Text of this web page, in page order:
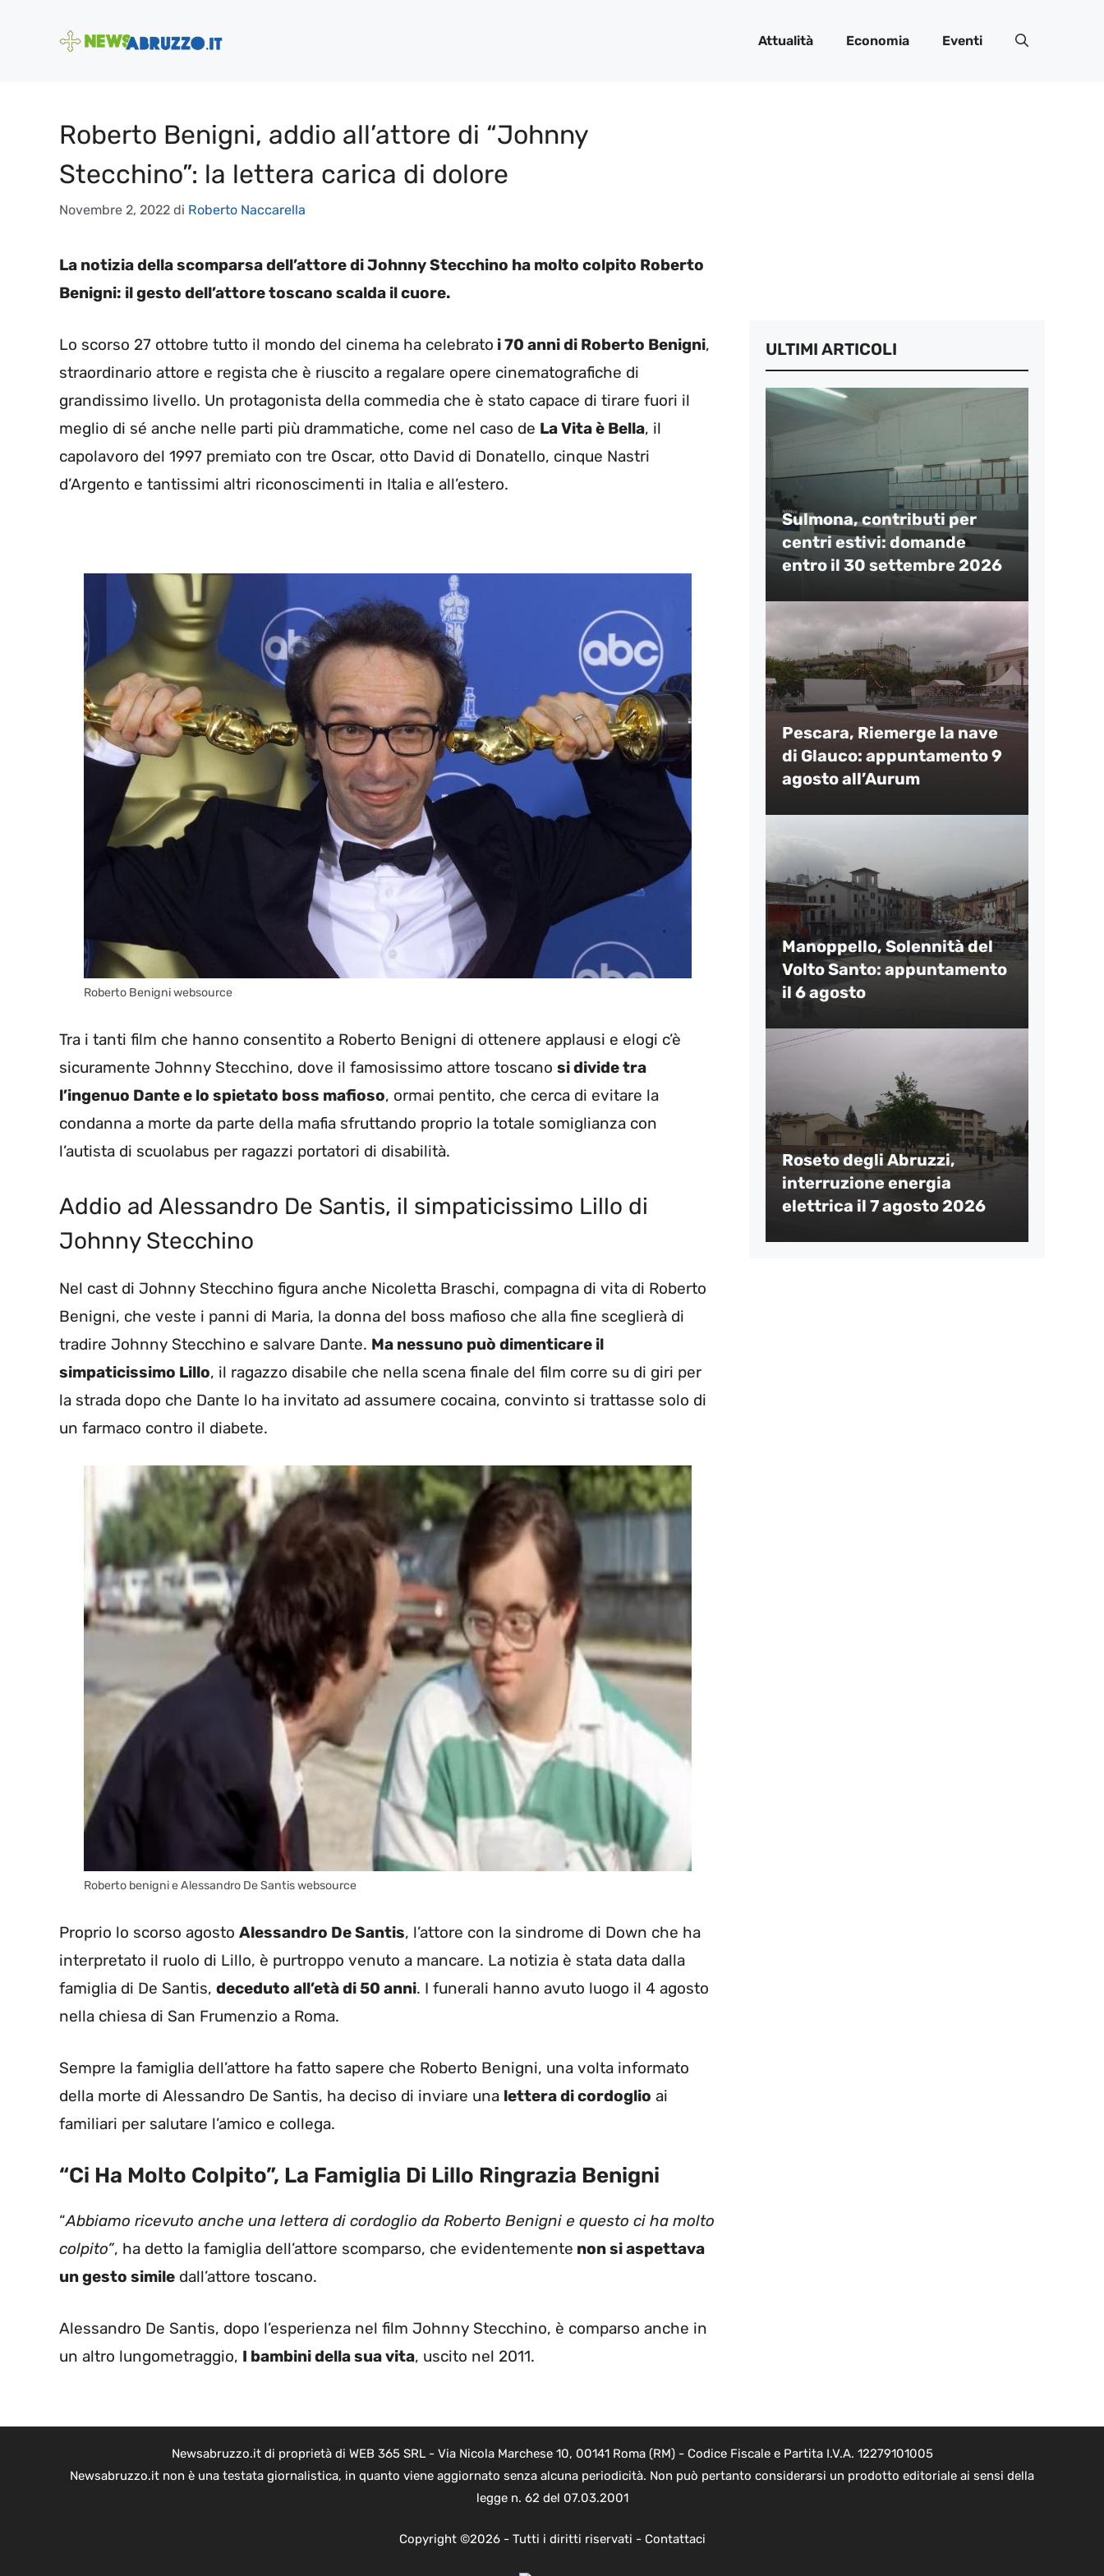
Attualità Economia Eventi
Roberto Benigni, addio all’attore di “Johnny
Stecchino”: la lettera carica di dolore
Novembre 2, 2022 di Roberto Naccarella
La notizia della scomparsa dell’attore di Johnny Stecchino ha molto colpito Roberto
Benigni: il gesto dell’attore toscano scalda il cuore.
Lo scorso 27 ottobre tutto il mondo del cinema ha celebrato i 70 anni di Roberto Benigni,
straordinario attore e regista che è riuscito a regalare opere cinematografiche di
grandissimo livello. Un protagonista della commedia che è stato capace di tirare fuori il
meglio di sé anche nelle parti più drammatiche, come nel caso de La Vita è Bella, il
capolavoro del 1997 premiato con tre Oscar, otto David di Donatello, cinque Nastri
d’Argento e tantissimi altri riconoscimenti in Italia e all’estero.
Roberto Benigni websource
Tra i tanti film che hanno consentito a Roberto Benigni di ottenere applausi e elogi c’è
sicuramente Johnny Stecchino, dove il famosissimo attore toscano si divide tra
l’ingenuo Dante e lo spietato boss mafioso, ormai pentito, che cerca di evitare la
condanna a morte da parte della mafia sfruttando proprio la totale somiglianza con
l’autista di scuolabus per ragazzi portatori di disabilità.
Addio ad Alessandro De Santis, il simpaticissimo Lillo di
Johnny Stecchino
Nel cast di Johnny Stecchino figura anche Nicoletta Braschi, compagna di vita di Roberto
Benigni, che veste i panni di Maria, la donna del boss mafioso che alla fine sceglierà di
tradire Johnny Stecchino e salvare Dante. Ma nessuno può dimenticare il
simpaticissimo Lillo, il ragazzo disabile che nella scena finale del film corre su di giri per
la strada dopo che Dante lo ha invitato ad assumere cocaina, convinto si trattasse solo di
un farmaco contro il diabete.
Roberto benigni e Alessandro De Santis websource
Proprio lo scorso agosto Alessandro De Santis, l’attore con la sindrome di Down che ha
interpretato il ruolo di Lillo, è purtroppo venuto a mancare. La notizia è stata data dalla
famiglia di De Santis, deceduto all’età di 50 anni. I funerali hanno avuto luogo il 4 agosto
nella chiesa di San Frumenzio a Roma.
Sempre la famiglia dell’attore ha fatto sapere che Roberto Benigni, una volta informato
della morte di Alessandro De Santis, ha deciso di inviare una lettera di cordoglio ai
familiari per salutare l’amico e collega.
“Ci Ha Molto Colpito”, La Famiglia Di Lillo Ringrazia Benigni
“Abbiamo ricevuto anche una lettera di cordoglio da Roberto Benigni e questo ci ha molto
colpito”, ha detto la famiglia dell’attore scomparso, che evidentemente non si aspettava
un gesto simile dall’attore toscano.
Alessandro De Santis, dopo l’esperienza nel film Johnny Stecchino, è comparso anche in
un altro lungometraggio, I bambini della sua vita, uscito nel 2011.
ULTIMI ARTICOLI
Sulmona, contributi per
centri estivi: domande
entro il 30 settembre 2026
Pescara, Riemerge la nave
di Glauco: appuntamento 9
agosto all’Aurum
Manoppello, Solennità del
Volto Santo: appuntamento
il 6 agosto
Roseto degli Abruzzi,
interruzione energia
elettrica il 7 agosto 2026
Newsabruzzo.it di proprietà di WEB 365 SRL - Via Nicola Marchese 10, 00141 Roma (RM) - Codice Fiscale e Partita I.V.A. 12279101005
Newsabruzzo.it non è una testata giornalistica, in quanto viene aggiornato senza alcuna periodicità. Non può pertanto considerarsi un prodotto editoriale ai sensi della
legge n. 62 del 07.03.2001
Copyright ©2026 - Tutti i diritti riservati - Contattaci